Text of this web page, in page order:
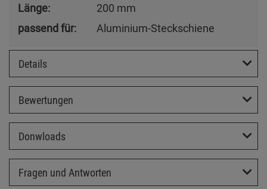
Länge:
200 mm
passend für:
Aluminium-Steckschiene
Details
Bewertungen
Donwloads
Fragen und Antworten